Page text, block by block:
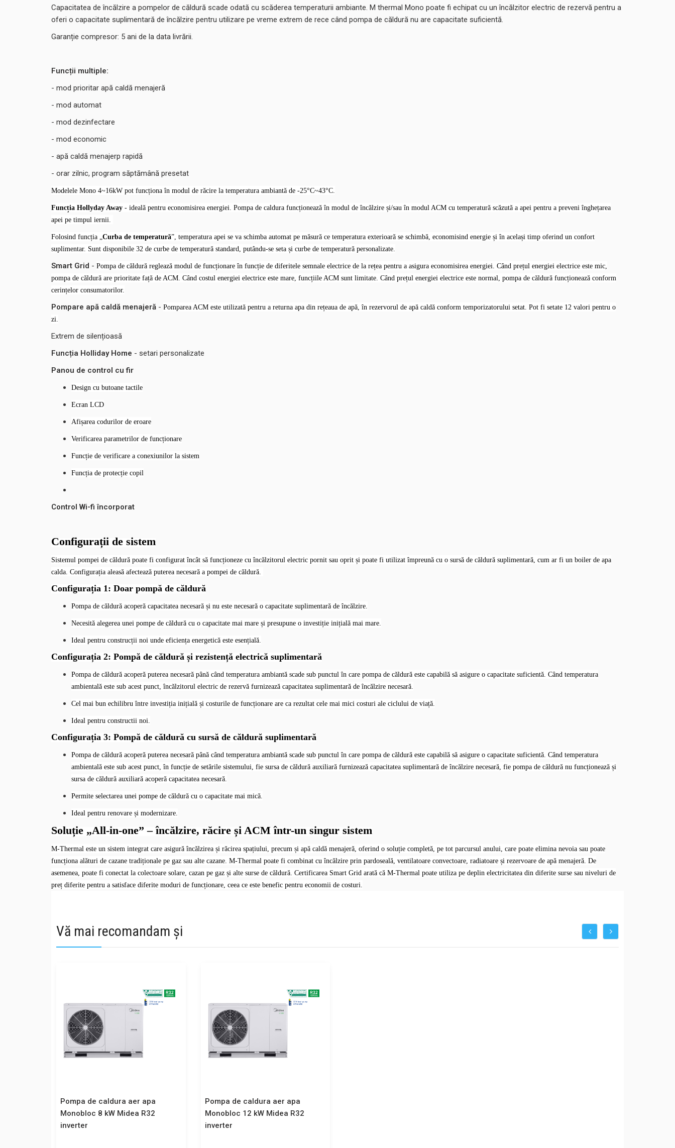
Capacitatea de încălzire a pompelor de căldură scade odată cu scăderea temperaturii ambiante. M thermal Mono poate fi echipat cu un încălzitor electric de rezervă pentru a
oferi o capacitate suplimentară de încălzire pentru utilizare pe vreme extrem de rece când pompa de căldură nu are capacitate suficientă.
Garanție compresor: 5 ani de la data livrării.
Funcții multiple:
- mod prioritar apă caldă menajeră
- mod automat
- mod dezinfectare
- mod economic
- apă caldă menajerp rapidă
- orar zilnic, program săptămână presetat
Modelele Mono 4~16kW pot funcționa în modul de răcire la temperatura ambiantă de -25°C~43°C.
Funcția Hollyday Away - ideală pentru economisirea energiei. Pompa de caldura funcționează în modul de încălzire și/sau în modul ACM cu temperatură scăzută a apei pentru a preveni înghețarea
apei pe timpul iernii.
Folosind funcția „Curba de temperatură”, temperatura apei se va schimba automat pe măsură ce temperatura exterioară se schimbă, economisind energie și în același timp oferind un confort
suplimentar. Sunt disponibile 32 de curbe de temperatură standard, putându-se seta și curbe de temperatură personalizate.
Smart Grid - Pompa de căldură reglează modul de funcționare în funcție de diferitele semnale electrice de la rețea pentru a asigura economisirea energiei. Când prețul energiei electrice este mic,
pompa de căldură are prioritate față de ACM. Când costul energiei electrice este mare, funcțiile ACM sunt limitate. Când prețul energiei electrice este normal, pompa de căldură funcționează conform
cerințelor consumatorilor.
Pompare apă caldă menajeră - Pomparea ACM este utilizată pentru a returna apa din rețeaua de apă, în rezervorul de apă caldă conform temporizatorului setat. Pot fi setate 12 valori pentru o
zi.
Extrem de silențioasă
Funcția Holliday Home - setari personalizate
Panou de control cu fir
Design cu butoane tactile
Ecran LCD
Afișarea codurilor de eroare
Verificarea parametrilor de funcționare
Funcție de verificare a conexiunilor la sistem
Funcția de protecție copil
Control Wi-fi încorporat
Configurații de sistem
Sistemul pompei de căldură poate fi configurat încât să funcționeze cu încălzitorul electric pornit sau oprit și poate fi utilizat împreună cu o sursă de căldură suplimentară, cum ar fi un boiler de apa
calda. Configurația aleasă afectează puterea necesară a pompei de căldură.
Configurația 1: Doar pompă de căldură
Pompa de căldură acoperă capacitatea necesară și nu este necesară o capacitate suplimentară de încălzire.
Necesită alegerea unei pompe de căldură cu o capacitate mai mare și presupune o investiție inițială mai mare.
Ideal pentru construcții noi unde eficiența energetică este esențială.
Configurația 2: Pompă de căldură și rezistență electrică suplimentară
Pompa de căldură acoperă puterea necesară până când temperatura ambiantă scade sub punctul în care pompa de căldură este capabilă să asigure o capacitate suficientă. Când temperatura
ambientală este sub acest punct, încălzitorul electric de rezervă furnizează capacitatea suplimentară de încălzire necesară.
Cel mai bun echilibru între investiția inițială și costurile de funcționare are ca rezultat cele mai mici costuri ale ciclului de viață.
Ideal pentru constructii noi.
Configurația 3: Pompă de căldură cu sursă de căldură suplimentară
Pompa de căldură acoperă puterea necesară până când temperatura ambiantă scade sub punctul în care pompa de căldură este capabilă să asigure o capacitate suficientă. Când temperatura
ambientală este sub acest punct, în funcție de setările sistemului, fie sursa de căldură auxiliară furnizează capacitatea suplimentară de încălzire necesară, fie pompa de căldură nu funcționează și
sursa de căldură auxiliară acoperă capacitatea necesară.
Permite selectarea unei pompe de căldură cu o capacitate mai mică.
Ideal pentru renovare și modernizare.
Soluție „All-in-one” – încălzire, răcire și ACM într-un singur sistem
M-Thermal este un sistem integrat care asigură încălzirea și răcirea spațiului, precum și apă caldă menajeră, oferind o soluție completă, pe tot parcursul anului, care poate elimina nevoia sau poate
funcționa alături de cazane tradiționale pe gaz sau alte cazane. M-Thermal poate fi combinat cu încălzire prin pardoseală, ventilatoare convectoare, radiatoare și rezervoare de apă menajeră. De
asemenea, poate fi conectat la colectoare solare, cazan pe gaz și alte surse de căldură. Certificarea Smart Grid arată că M-Thermal poate utiliza pe deplin electricitatea din diferite surse sau niveluri de
preț diferite pentru a satisface diferite moduri de funcționare, ceea ce este benefic pentru economii de costuri.
Vă mai recomandam și
Pompa de caldura aer apa
Monobloc 8 kW Midea R32
inverter
Pompa de caldura aer apa
Monobloc 12 kW Midea R32
inverter